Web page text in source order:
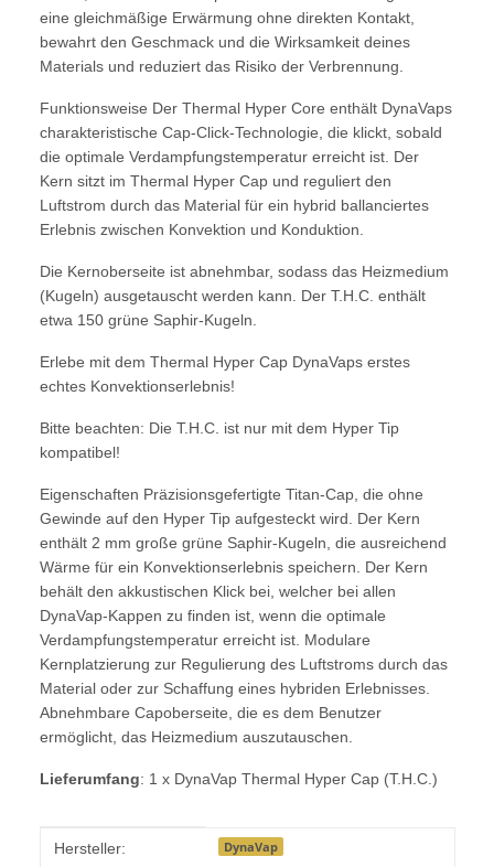
eine gleichmäßige Erwärmung ohne direkten Kontakt,
bewahrt den Geschmack und die Wirksamkeit deines
Materials und reduziert das Risiko der Verbrennung.
Funktionsweise Der Thermal Hyper Core enthält DynaVaps
charakteristische Cap-Click-Technologie, die klickt, sobald
die optimale Verdampfungstemperatur erreicht ist. Der
Kern sitzt im Thermal Hyper Cap und reguliert den
Luftstrom durch das Material für ein hybrid ballanciertes
Erlebnis zwischen Konvektion und Konduktion.
Die Kernoberseite ist abnehmbar, sodass das Heizmedium
(Kugeln) ausgetauscht werden kann. Der T.H.C. enthält
etwa 150 grüne Saphir-Kugeln.
Erlebe mit dem Thermal Hyper Cap DynaVaps erstes
echtes Konvektionserlebnis!
Bitte beachten: Die T.H.C. ist nur mit dem Hyper Tip
kompatibel!
Eigenschaften Präzisionsgefertigte Titan-Cap, die ohne
Gewinde auf den Hyper Tip aufgesteckt wird. Der Kern
enthält 2 mm große grüne Saphir-Kugeln, die ausreichend
Wärme für ein Konvektionserlebnis speichern. Der Kern
behält den akkustischen Klick bei, welcher bei allen
DynaVap-Kappen zu finden ist, wenn die optimale
Verdampfungstemperatur erreicht ist. Modulare
Kernplatzierung zur Regulierung des Luftstroms durch das
Material oder zur Schaffung eines hybriden Erlebnisses.
Abnehmbare Capoberseite, die es dem Benutzer
ermöglicht, das Heizmedium auszutauschen.
Lieferumfang: 1 x DynaVap Thermal Hyper Cap (T.H.C.)
Produkteigenschaft
Wert
Hersteller: DynaVap